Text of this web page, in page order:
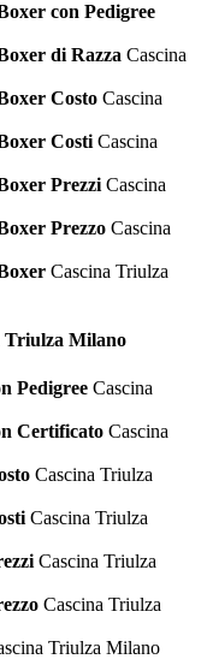
con Pedigree
di Razza Cascina
Costo Cascina
Costi Cascina
Prezzi Cascina
Prezzo Cascina
Cascina Triulza
Triulza Milano
Pedigree Cascina
Certificato Cascina
Cascina Triulza
Cascina Triulza
Cascina Triulza
Cascina Triulza
Triulza Milano